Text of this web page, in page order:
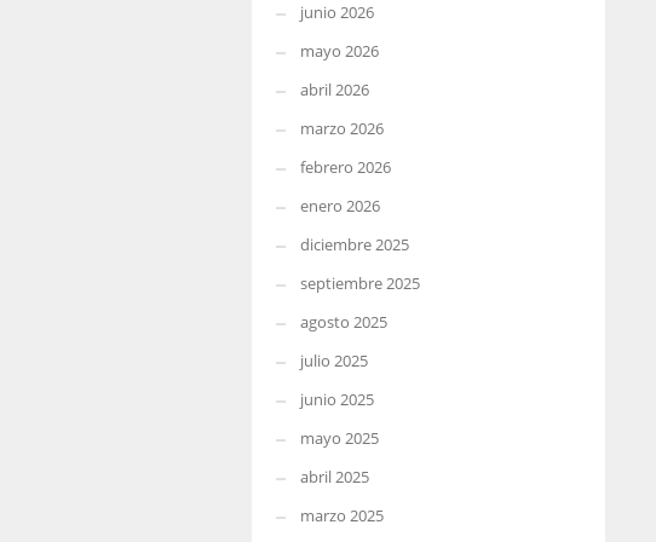
junio 2026
mayo 2026
abril 2026
marzo 2026
febrero 2026
enero 2026
diciembre 2025
septiembre 2025
agosto 2025
julio 2025
junio 2025
mayo 2025
abril 2025
marzo 2025